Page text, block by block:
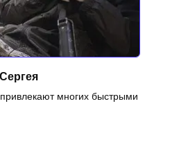
многих быстрыми